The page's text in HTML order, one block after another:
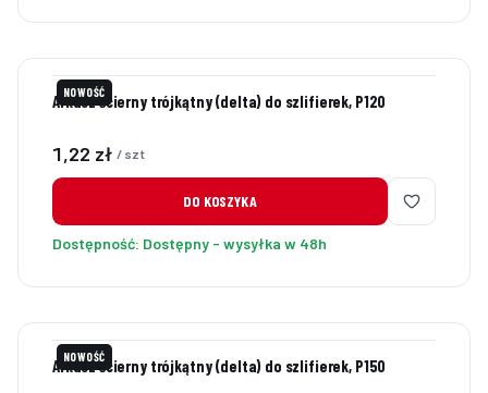
NOWOŚĆ
Arkusz ścierny trójkątny (delta) do szlifierek, P120
Cena
1,22 zł / szt
DO KOSZYKA
Dostępność: Dostępny - wysyłka w 48h
NOWOŚĆ
Arkusz ścierny trójkątny (delta) do szlifierek, P150